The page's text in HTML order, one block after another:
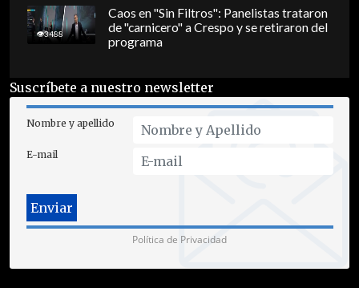
3488
Caos en "Sin Filtros": Panelistas trataron
de "carnicero" a Crespo y se retiraron del
programa
Suscríbete a nuestro newsletter
Nombre y apellido
E-mail
Política de Privacidad